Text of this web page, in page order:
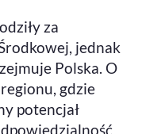
, otwiera się w nowym
oknie
Zgłoś problem
, otwiera się w
za
jednak
Polska. O
gdzie
potencjał